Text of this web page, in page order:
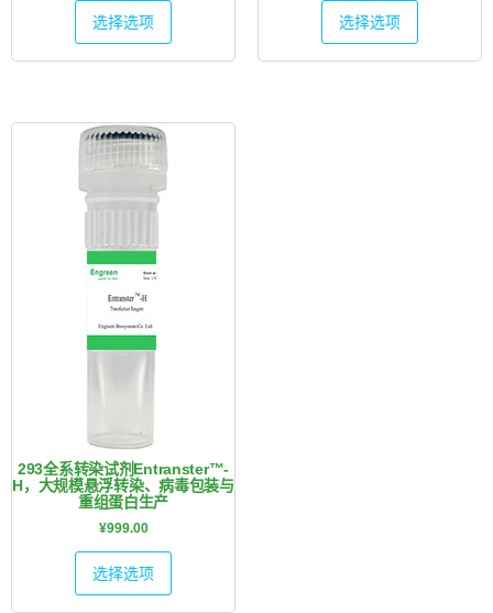
选择选项 选择选项
293全系转染试剂Entranster™-
H，大规模悬浮转染、病毒包装与
重组蛋白生产
¥999.00
选择选项